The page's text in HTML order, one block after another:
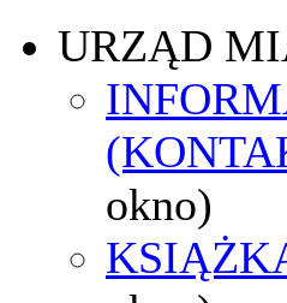
URZĄD
okno)